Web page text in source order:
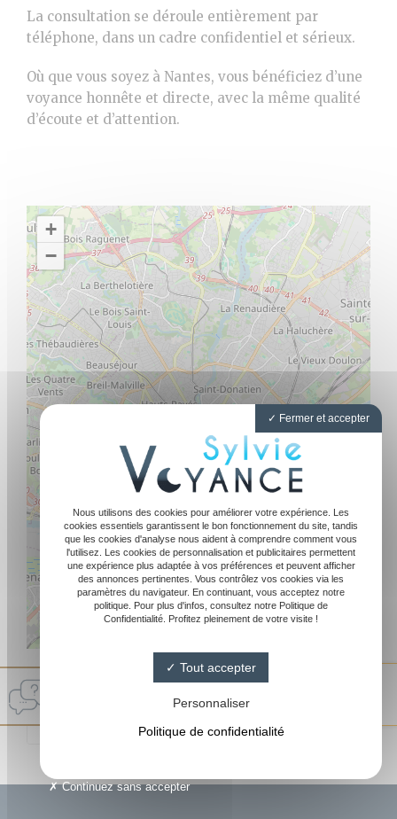
La consultation se déroule entièrement par
téléphone, dans un cadre confidentiel et sérieux.
Où que vous soyez à Nantes, vous bénéficiez d’une
voyance honnête et directe, avec la même qualité
d’écoute et d’attention.
+
−
Sylvie Medium
Fermer et accepter
Nous utilisons des cookies pour améliorer votre expérience. Les
cookies essentiels garantissent le bon fonctionnement du site, tandis
que les cookies d'analyse nous aident à comprendre comment vous
l'utilisez. Les cookies de personnalisation et publicitaires permettent
une expérience plus adaptée à vos préférences et peuvent afficher
des annonces pertinentes. Vous contrôlez vos cookies via les
paramètres du navigateur. En continuant, vous acceptez notre
politique. Pour plus d'infos, consultez notre Politique de
Confidentialité. Profitez pleinement de votre visite !
Tout accepter
Personnaliser
Politique de confidentialité
Continuez sans accepter